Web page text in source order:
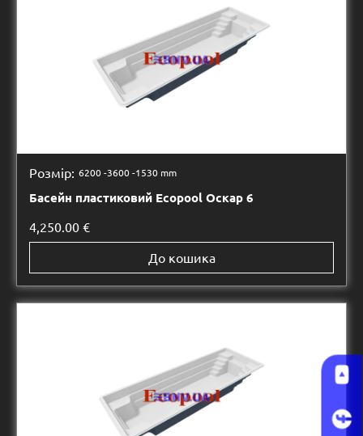
Розмір: 6200 -3600 -1530 mm
Басейн пластиковий Ecopool Оскар 6
4,250.00 €
До кошика